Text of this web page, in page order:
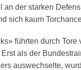
an der starken
sich kaum
führten durch
Erst als der
auswechselte,